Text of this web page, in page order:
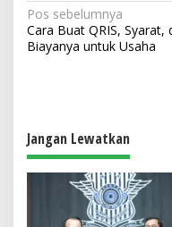
N
a
a
s
Pos sebelumnya
Cara Buat QRIS, Syarat,
Biayanya untuk Usaha
Jangan Lewatkan